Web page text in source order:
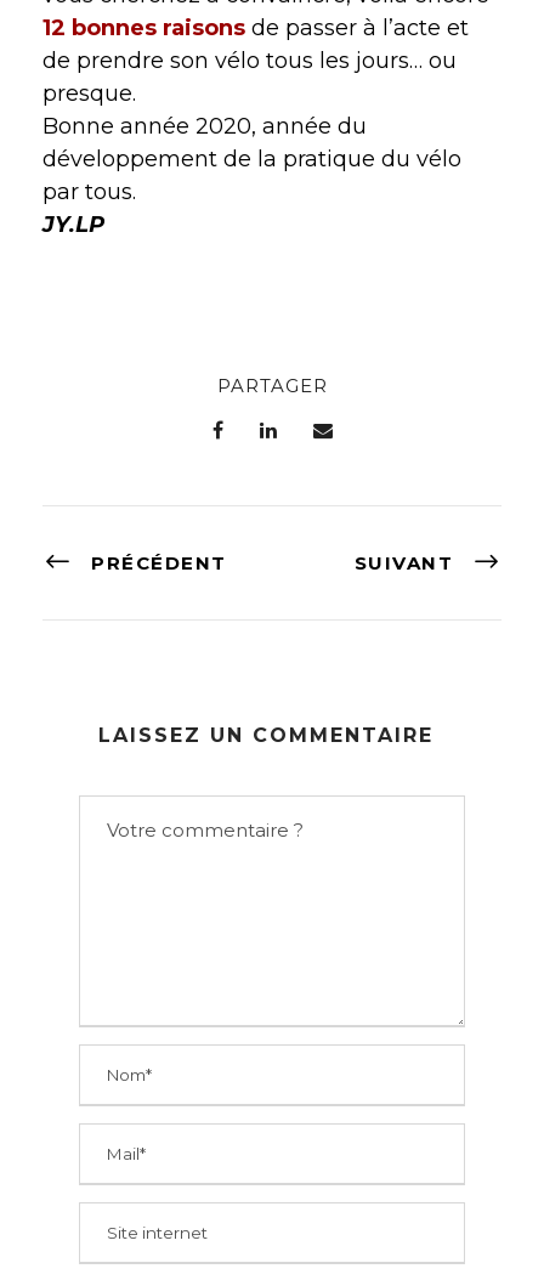
12 bonnes raisons de passer à l’acte et
de prendre son vélo tous les jours… ou
presque.
Bonne année 2020, année du
développement de la pratique du vélo
par tous.
JY.LP
PARTAGER
PRÉCÉDENT SUIVANT
LAISSEZ UN COMMENTAIRE